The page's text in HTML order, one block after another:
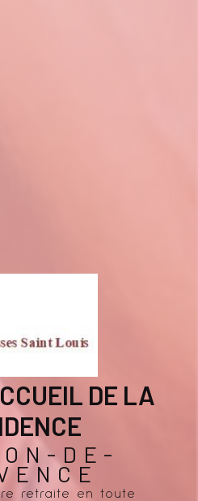
DE LA
DE-
retraite en toute